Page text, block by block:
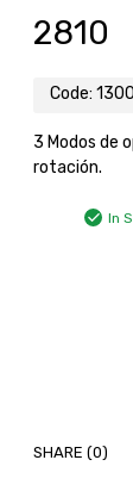
2810
Code:
3 Modos de
rotación.
In
SHARE (0)